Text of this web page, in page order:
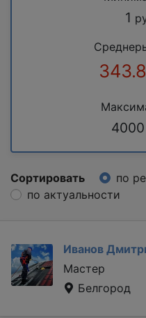
1
4000
Сортировать по
по актуальности
Иванов
Мастер
Белгород